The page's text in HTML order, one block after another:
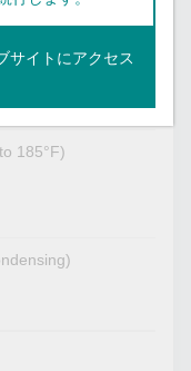
185°F)
サイトにアクセス